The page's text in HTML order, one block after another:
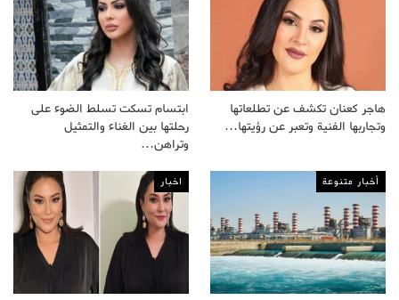
هاجر كعنان تكشف عن تطلعاتها
وتجاربها الفنية وتعبر عن رؤيتها…
ابتسام تسكت تسلط الضوء على
رحلتها بين الغناء والتمثيل
وتراهن…
أخبار متنوعة اخبار